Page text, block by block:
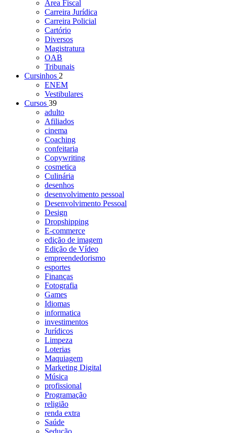
Área Fiscal
Carreira Jurídica
Carreira Policial
Cartório
Diversos
Magistratura
OAB
Tribunais
Cursinhos 2
ENEM
Vestibulares
Cursos 39
adulto
Afiliados
cinema
Coaching
confeitaria
Copywriting
cosmetica
Culinária
desenhos
desenvolvimento pessoal
Desenvolvimento Pessoal
Design
Dropshipping
E-commerce
edição de imagem
Edição de Vídeo
empreendedorismo
esportes
Finanças
Fotografia
Games
Idiomas
informatica
investimentos
Jurídicos
Limpeza
Loterias
Maquiagem
Marketing Digital
Música
profissional
Programação
religião
renda extra
Saúde
Sedução